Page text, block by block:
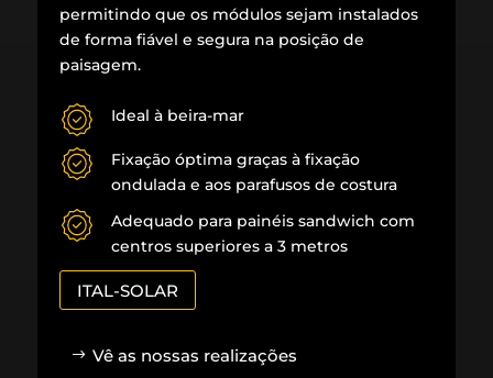
permitindo que os módulos sejam instalados
de forma fiável e segura na posição de
paisagem.
Ideal à beira-mar
Fixação óptima graças à fixação
ondulada e aos parafusos de costura
Adequado para painéis sandwich com
centros superiores a 3 metros
ITAL-SOLAR
Vê as nossas realizações